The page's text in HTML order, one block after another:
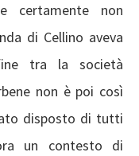
certamente non
di Cellino aveva
tra la società
non è poi così
disposto di tutti
un contesto di